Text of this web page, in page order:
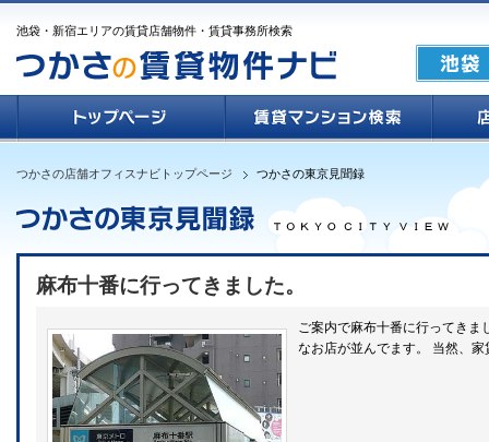
池袋・新宿エリアの賃貸店舗物件・賃貸事務所検索
つかさの店舗オフィスナビトップページ つかさの東京見聞録
麻布十番に行ってきました。
ご案内で麻布十番に行ってきま
なお店が並んでます。 当然、